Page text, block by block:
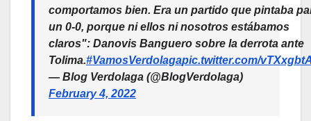
comportamos bien. Era un partido que pintaba
un 0-0, porque ni ellos ni nosotros estábamos
claros": Danovis Banguero sobre la derrota ante
Tolima.#VamosVerdolagapic.twitter.com/
— Blog Verdolaga (@BlogVerdolaga)
February 4, 2022